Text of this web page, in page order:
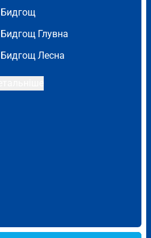
Бидгощ
Бидгощ Глувна
Бидгощ Лесна